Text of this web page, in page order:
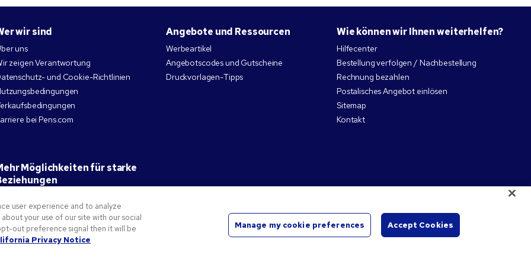
wir sind
uns
zeigen Verantwortung
und Cookie-Richtlinien
bei Pens.com
Möglichkeiten für starke
Angebote und Ressourcen
Werbeartikel
Angebotscodes und Gutscheine
Druckvorlagen-Tipps
Wie können wir Ihnen weiterhelfen?
Hilfecenter
Bestellung verfolgen / Nachbestellung
Rechnung bezahlen
Postalisches Angebot einlösen
Sitemap
Kontakt
sind Markenzeichen der National Pen Company. Alle anderen Marken sind Eigentum ihrer jeweiligen Rechteinhaber.
user experience and to analyze
your use of our site with our social
out preference signal then it will be
Privacy Notice
Manage my cookie preferences Accept Cookies